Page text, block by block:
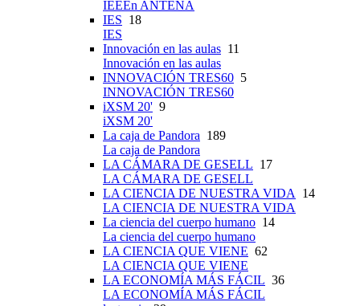
IEEEn ANTENA
IES 18
IES
Innovación en las aulas 11
Innovación en las aulas
INNOVACIÓN TRES60 5
INNOVACIÓN TRES60
iXSM 20' 9
iXSM 20'
La caja de Pandora 189
La caja de Pandora
LA CÁMARA DE GESELL 17
LA CÁMARA DE GESELL
LA CIENCIA DE NUESTRA VIDA
14
LA CIENCIA DE NUESTRA VIDA
La ciencia del cuerpo humano 14
La ciencia del cuerpo humano
LA CIENCIA QUE VIENE 62
LA CIENCIA QUE VIENE
LA ECONOMÍA MÁS FÁCIL 36
LA ECONOMÍA MÁS FÁCIL